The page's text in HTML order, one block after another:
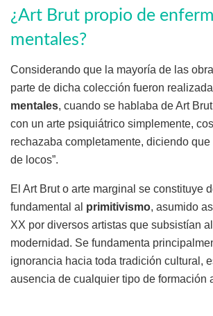
¿Art Brut propio de
mentales?
Considerando que la mayoría de las
parte de dicha colección fueron
mentales, cuando se hablaba de Art
con un arte psiquiátrico simplemente,
rechazaba completamente, diciendo que
de locos”.
El Art Brut o arte marginal se constituye
fundamental al primitivismo, asumido
XX por diversos artistas que subsistían
modernidad. Se fundamenta
ignorancia hacia toda tradición cultural,
ausencia de cualquier tipo de formación